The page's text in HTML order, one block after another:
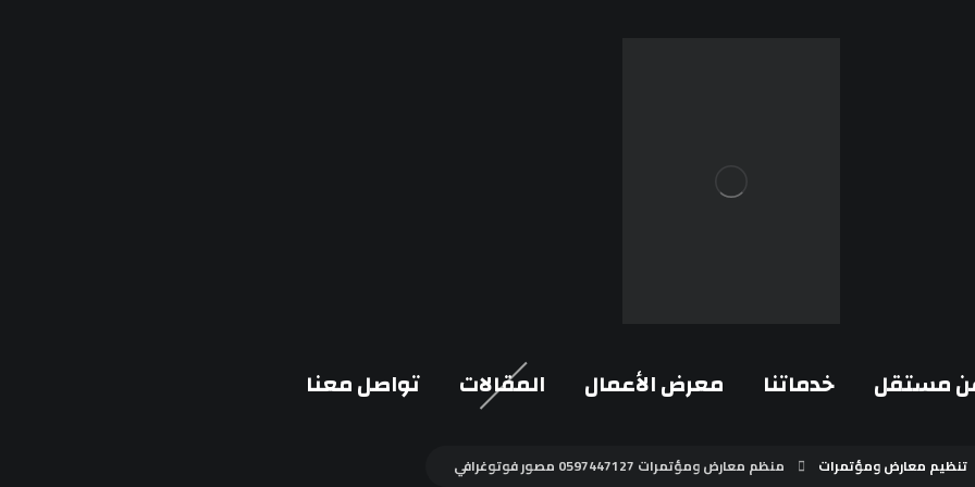
مستقل خدماتنا معرض الأعمال المقالات تواصل معنا
تنظيم معارض ومؤتمرات منظم معارض ومؤتمرات 0597447127 مصور فوتوغرافي